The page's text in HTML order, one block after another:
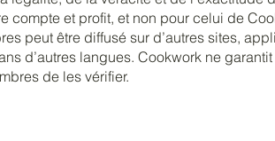
compte et profit, et non pour celui de
peut être diffusé sur d’autres sites,
d’autres langues. Cookwork ne
de les vérifier.